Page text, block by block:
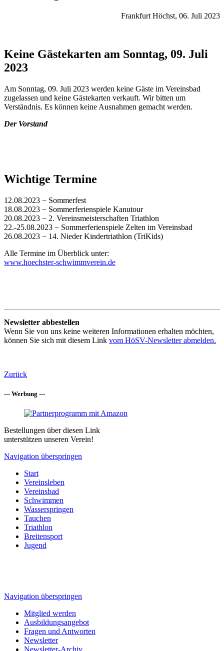
Frankfurt Höchst, 06. Juli 2023
Keine Gästekarten am Sonntag, 09. Juli
2023
Am Sonntag, 09. Juli 2023 werden keine Gäste im Vereinsbad
zugelassen und keine Gästekarten verkauft. Wir bitten um
Verständnis. Es können keine Ausnahmen gemacht werden.
Der Vorstand
Wichtige Termine
12.08.2023 − Sommerfest
18.08.2023 − Sommerferienspiele Kanutour
20.08.2023 − 2. Vereinsmeisterschaften Triathlon
22.-25.08.2023 − Sommerferienspiele Zelten im Vereinsbad
26.08.2023 − 14. Nieder Kindertriathlon (TriKids)
Alle Termine im Überblick unter:
www.hoechster-schwimmverein.de
Newsletter abbestellen
Wenn Sie von uns keine weiteren Informationen erhalten möchten,
können Sie sich mit diesem Link vom HöSV-Newsletter abmelden.
Zurück
--- Werbung ---
Bestellungen über diesen Link
unterstützen unseren Verein!
Navigation überspringen
Start
Vereinsleben
Vereinsbad
Schwimmen
Wasserspringen
Tauchen
Triathlon
Breitensport
Jugend
Navigation überspringen
Mitglied werden
Ausbildungsangebot
Fragen und Antworten
Newsletter